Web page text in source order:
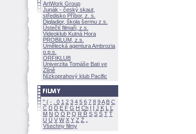
ArtWork Group
Junák - český skaut,
středisko Příbor, z. s.
Digladior, škola šermu z.s.
Ústečtí filmaři, z.s.
Videoklub Kutná Hora
PROBILUM, z.s.
Umělecká agentura Ambrozia
o.p.s.
ORFIKLUB
Univerzita Tomáše Bati ve
Zlíně
Nízkoprahový klub Pacific
" ( - 0 1 2 3 4 5 6 7 8 9A B C
Č D Ď E F G H Ch I Í J K L
Ľ
M N O Ó P Q R Ř S Ś T Ť
U Ú V W X Y Z
Všechny filmy